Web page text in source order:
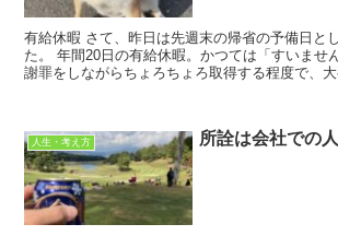
有給休暇 さて、昨日は先週末の帰省の予備日として有給取ってまし
た。 年間20日の有給休暇。かつては「すいません〜」と周囲に謎の
謝罪をしながらちょろちょろ取得する程度で、大
人生・考え方 所詮は会社での